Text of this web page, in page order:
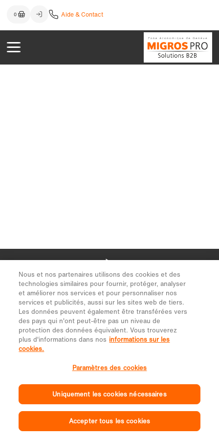
Nous et nos partenaires utilisons des cookies et des
technologies similaires pour fournir, protéger, analyser
et améliorer nos services et pour personnaliser nos
services et publicités, aussi sur les sites web de tiers.
Les données peuvent également être transférées vers
des pays qui n'ont peut-être pas un niveau de
protection des données équivalent. Vous trouverez
plus d'informations dans nos informations sur les
cookies.
Paramètres des cookies
Uniquement les cookies nécessaires
Accepter tous les cookies